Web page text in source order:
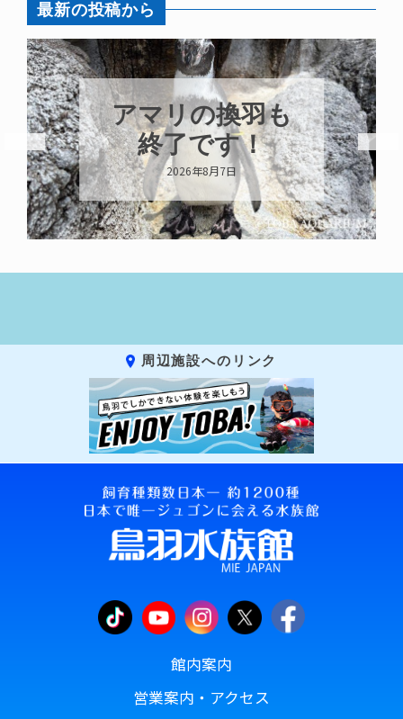
最新の投稿から
アマリの換羽も
終了です！
2026年8月7日
周辺施設へのリンク
館内案内
営業案内・アクセス